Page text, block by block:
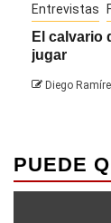
Entrevistas
El calvario
jugar
Diego
PUEDE